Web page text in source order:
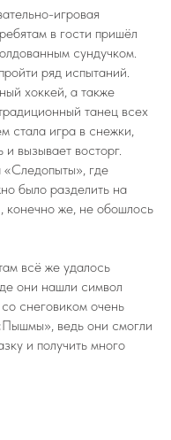
игровая
в гости пришёл
сундучком.
ряд испытаний.
хоккей, а также
танец всех
стала игра в снежки,
и вызывает восторг.
где
было разделить на
конечно же, не обошлось
всё же удалось
они нашли символ
снеговиком очень
ведь они смогли
и получить много